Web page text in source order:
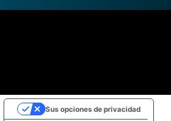
Sus opciones de privacidad